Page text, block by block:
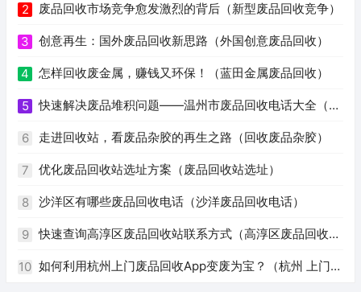
2 废品回收市场竞争愈发激烈的背后（新型废品回收竞争）
3 创意再生：国外废品回收新思路（外国创意废品回收）
4 怎样回收废金属，赚钱又环保！（蓝田金属废品回收）
5 快速解决废品堆积问题——温州市废品回收电话大全（温
州废品回收电话号码）
6 走进回收站，看废品杂胶的再生之路（回收废品杂胶）
7 优化废品回收站选址方案（废品回收站选址）
8 沙洋区有哪些废品回收电话（沙洋废品回收电话）
9 快速查询高淳区废品回收站联系方式（高淳区废品回收站
电话）
10 如何利用杭州上门废品回收App变废为宝？（杭州 上门回